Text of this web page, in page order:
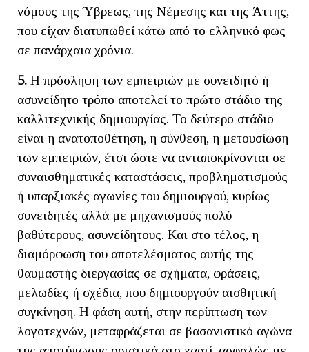
νόμους της Ύβρεως, της Νέμεσης και της Άττης,
που είχαν διατυπωθεί κάτω από το ελληνικό φως
σε πανάρχαια χρόνια.
5. Η πρόσληψη των εμπειριών με συνειδητό ή
ασυνείδητο τρόπο αποτελεί το πρώτο στάδιο της
καλλιτεχνικής δημιουργίας. Το δεύτερο στάδιο
είναι η ανατοποθέτηση, η σύνθεση, η μετουσίωση
των εμπειριών, έτσι ώστε να ανταποκρίνονται σε
συναισθηματικές καταστάσεις, προβληματισμούς
ή υπαρξιακές αγωνίες του δημιουργού, κυρίως
συνειδητές αλλά με μηχανισμούς πολύ
βαθύτερους, ασυνείδητους. Και στο τέλος, η
διαμόρφωση του αποτελέσματος αυτής της
θαυμαστής διεργασίας σε σχήματα, φράσεις,
μελωδίες ή σχέδια, που δημιουργούν αισθητική
συγκίνηση. Η φάση αυτή, στην περίπτωση των
λογοτεχνών, μεταφράζεται σε βασανιστικό αγώνα